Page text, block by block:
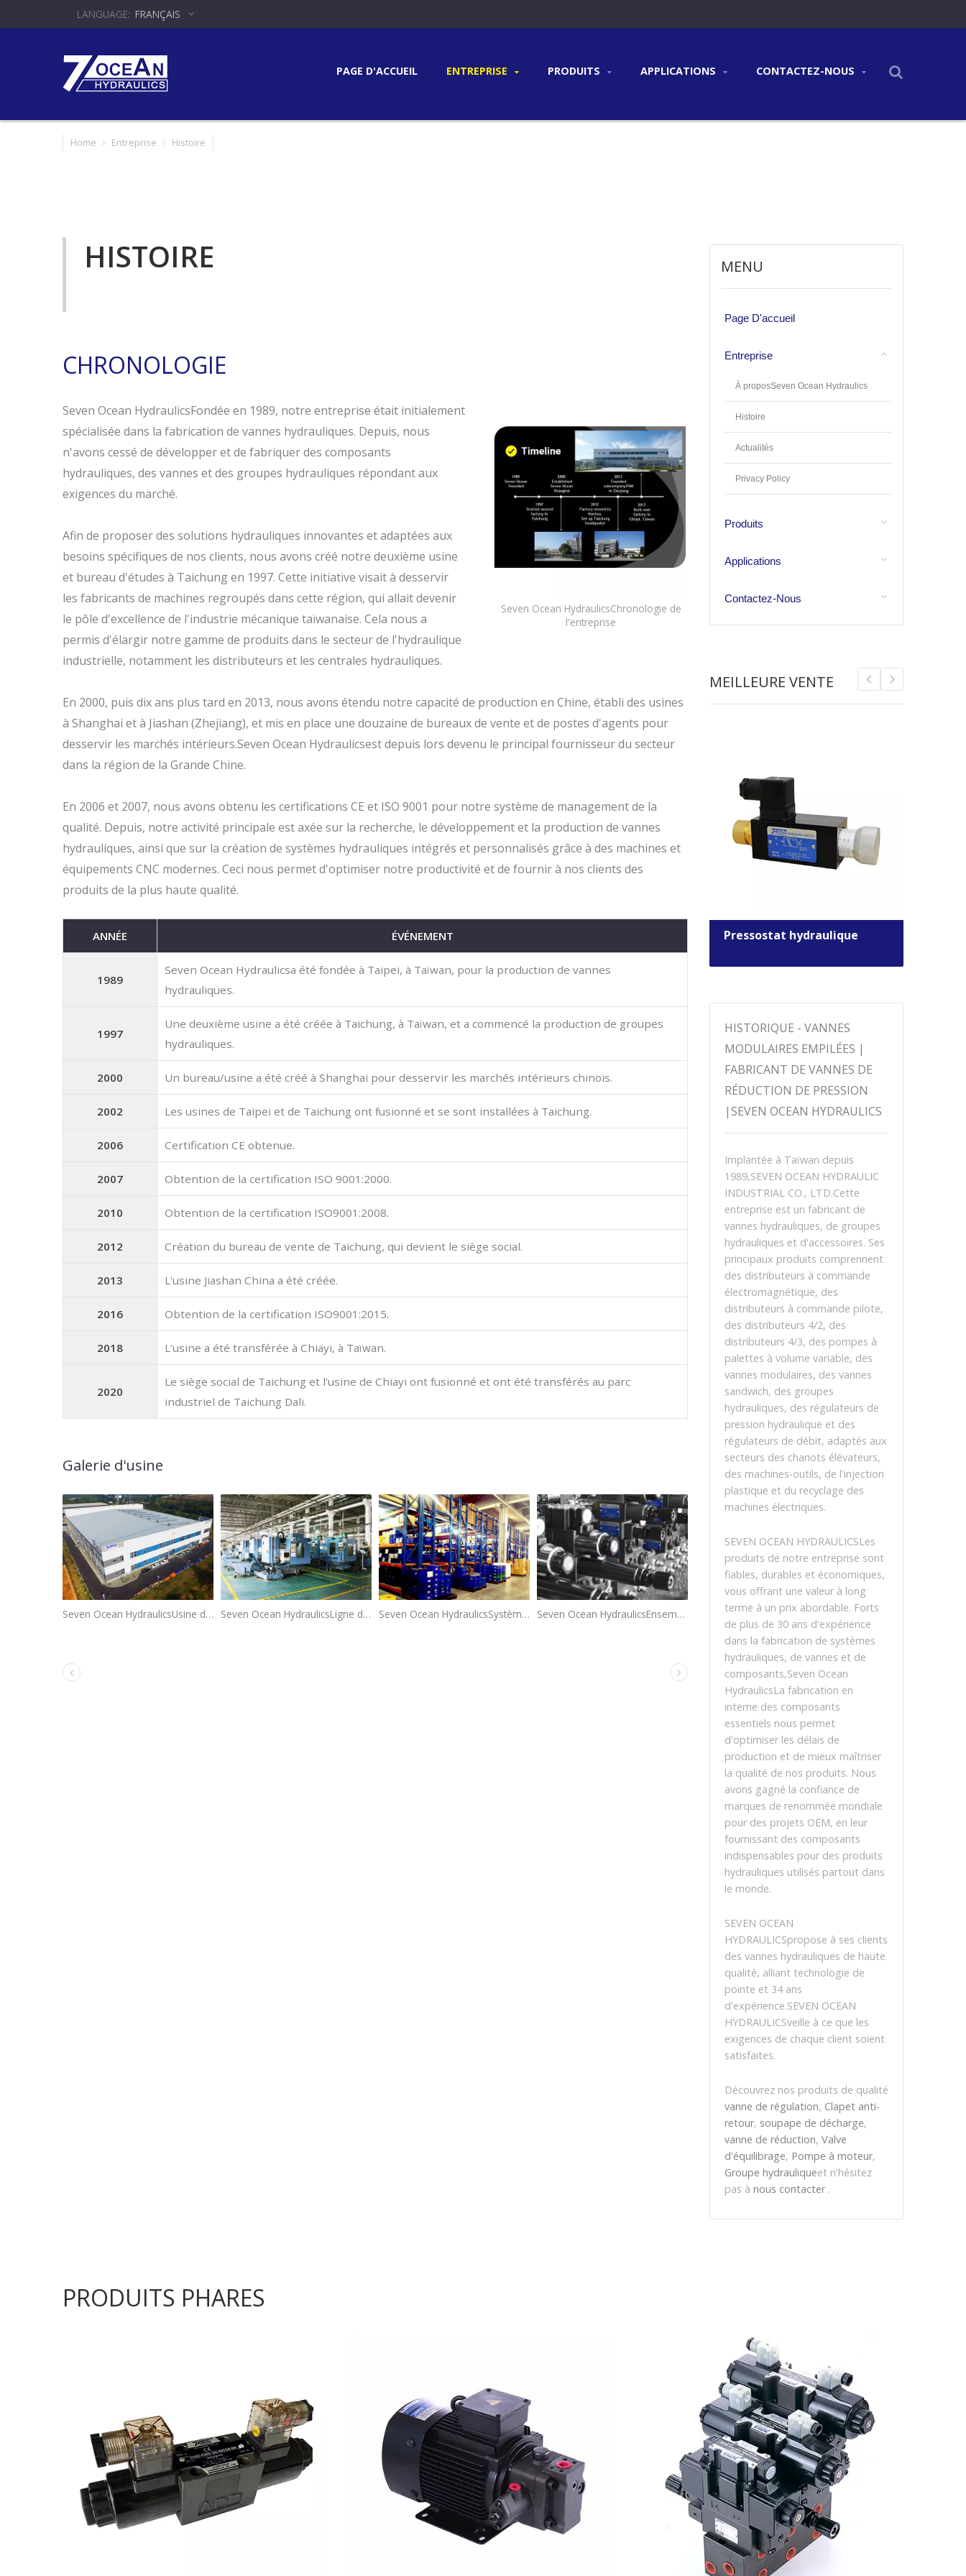
FRANÇAIS
PAGE D'ACCUEIL ENTREPRISE PRODUITS APPLICATIONS CONTACTEZ-NOUS
Home Entreprise Histoire
HISTOIRE
CHRONOLOGIE
Seven Ocean HydraulicsChronologie de
l'entreprise
Seven Ocean HydraulicsFondée en 1989, notre entreprise était initialement
spécialisée dans la fabrication de vannes hydrauliques. Depuis, nous
n'avons cessé de développer et de fabriquer des composants
hydrauliques, des vannes et des groupes hydrauliques répondant aux
exigences du marché.
Afin de proposer des solutions hydrauliques innovantes et adaptées aux
besoins spécifiques de nos clients, nous avons créé notre deuxième usine
et bureau d'études à Taichung en 1997. Cette initiative visait à desservir
les fabricants de machines regroupés dans cette région, qui allait devenir
le pôle d'excellence de l'industrie mécanique taïwanaise. Cela nous a
permis d'élargir notre gamme de produits dans le secteur de l'hydraulique
industrielle, notamment les distributeurs et les centrales hydrauliques.
En 2000, puis dix ans plus tard en 2013, nous avons étendu notre capacité de production en Chine, établi des usines
à Shanghai et à Jiashan (Zhejiang), et mis en place une douzaine de bureaux de vente et de postes d'agents pour
desservir les marchés intérieurs.Seven Ocean Hydraulicsest depuis lors devenu le principal fournisseur du secteur
dans la région de la Grande Chine.
En 2006 et 2007, nous avons obtenu les certifications CE et ISO 9001 pour notre système de management de la
qualité. Depuis, notre activité principale est axée sur la recherche, le développement et la production de vannes
hydrauliques, ainsi que sur la création de systèmes hydrauliques intégrés et personnalisés grâce à des machines et
équipements CNC modernes. Ceci nous permet d'optimiser notre productivité et de fournir à nos clients des
produits de la plus haute qualité.
ANNÉE ÉVÉNEMENT
1989
Seven Ocean Hydraulicsa été fondée à Taipei, à Taïwan, pour la production de vannes
hydrauliques.
1997
Une deuxième usine a été créée à Taichung, à Taïwan, et a commencé la production de groupes
hydrauliques.
2000 Un bureau/usine a été créé à Shanghai pour desservir les marchés intérieurs chinois.
2002 Les usines de Taipei et de Taichung ont fusionné et se sont installées à Taichung.
2006 Certification CE obtenue.
2007 Obtention de la certification ISO 9001:2000.
2010 Obtention de la certification ISO9001:2008.
2012 Création du bureau de vente de Taichung, qui devient le siège social.
2013 L'usine Jiashan China a été créée.
2016 Obtention de la certification ISO9001:2015.
2018 L'usine a été transférée à Chiayi, à Taïwan.
2020
Le siège social de Taichung et l'usine de Chiayi ont fusionné et ont été transférés au parc
industriel de Taichung Dali.
Galerie d'usine
Seven Ocean HydraulicsUsine de Taïwan. Seven Ocean HydraulicsLigne de production de machines CNC. Seven Ocean HydraulicsSystème de stockage dans une usine de Taïwan. Seven Ocean HydraulicsEnsemble de vannes.
MENU
Page D'accueil
Entreprise
À proposSeven Ocean Hydraulics
Histoire
Actualités
Privacy Policy
Produits
Applications
Contactez-Nous
MEILLEURE VENTE
commande directionnelle
Pressostat hydraulique
HISTORIQUE - VANNES
MODULAIRES EMPILÉES |
FABRICANT DE VANNES DE
RÉDUCTION DE PRESSION
|SEVEN OCEAN HYDRAULICS
Implantée à Taïwan depuis
1989,SEVEN OCEAN HYDRAULIC
INDUSTRIAL CO., LTD.Cette
entreprise est un fabricant de
vannes hydrauliques, de groupes
hydrauliques et d'accessoires. Ses
principaux produits comprennent
des distributeurs à commande
électromagnétique, des
distributeurs à commande pilote,
des distributeurs 4/2, des
distributeurs 4/3, des pompes à
palettes à volume variable, des
vannes modulaires, des vannes
sandwich, des groupes
hydrauliques, des régulateurs de
pression hydraulique et des
régulateurs de débit, adaptés aux
secteurs des chariots élévateurs,
des machines-outils, de l'injection
plastique et du recyclage des
machines électriques.
SEVEN OCEAN HYDRAULICSLes
produits de notre entreprise sont
fiables, durables et économiques,
vous offrant une valeur à long
terme à un prix abordable. Forts
de plus de 30 ans d'expérience
dans la fabrication de systèmes
hydrauliques, de vannes et de
composants,Seven Ocean
HydraulicsLa fabrication en
interne des composants
essentiels nous permet
d'optimiser les délais de
production et de mieux maîtriser
la qualité de nos produits. Nous
avons gagné la confiance de
marques de renommée mondiale
pour des projets OEM, en leur
fournissant des composants
indispensables pour des produits
hydrauliques utilisés partout dans
le monde.
SEVEN OCEAN
HYDRAULICSpropose à ses clients
des vannes hydrauliques de haute
qualité, alliant technologie de
pointe et 34 ans
d'expérience.SEVEN OCEAN
HYDRAULICSveille à ce que les
exigences de chaque client soient
satisfaites.
Découvrez nos produits de qualité
vanne de régulation, Clapet anti-
retour, soupape de décharge,
vanne de réduction, Valve
d'équilibrage, Pompe à moteur,
Groupe hydrauliqueet n'hésitez
pas à nous contacter.
PRODUITS PHARES